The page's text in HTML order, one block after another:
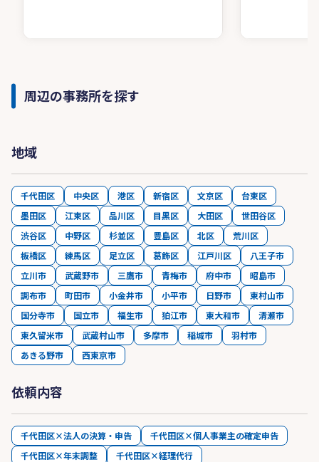
周辺の事務所を探す
地域
千代田区 中央区 港区 新宿区 文京区
台東区
墨田区
江東区 品川区 目黒区 大田区
世田谷区
渋谷区
中野区 杉並区 豊島区 北区
荒川区
板橋区
練馬区 足立区 葛飾区 江戸川区
八王子市
立川市
武蔵野市 三鷹市 青梅市 府中市
昭島市
調布市
町田市 小金井市 小平市 日野市
東村山市
国分寺市
国立市 福生市 狛江市 東大和市
清瀬市
東久留米市
武蔵村山市 多摩市 稲城市
羽村市
あきる野市
西東京市
依頼内容
千代田区×法人の決算・申告
千代田区×個人事業主の確定申告
千代田区×年末調整
千代田区×経理代行